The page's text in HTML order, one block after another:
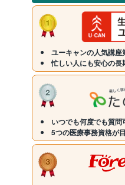
ユーキャンの人気講座
忙しい人にも安心の長
いつでも何度でも質問
5つの医療事務資格が